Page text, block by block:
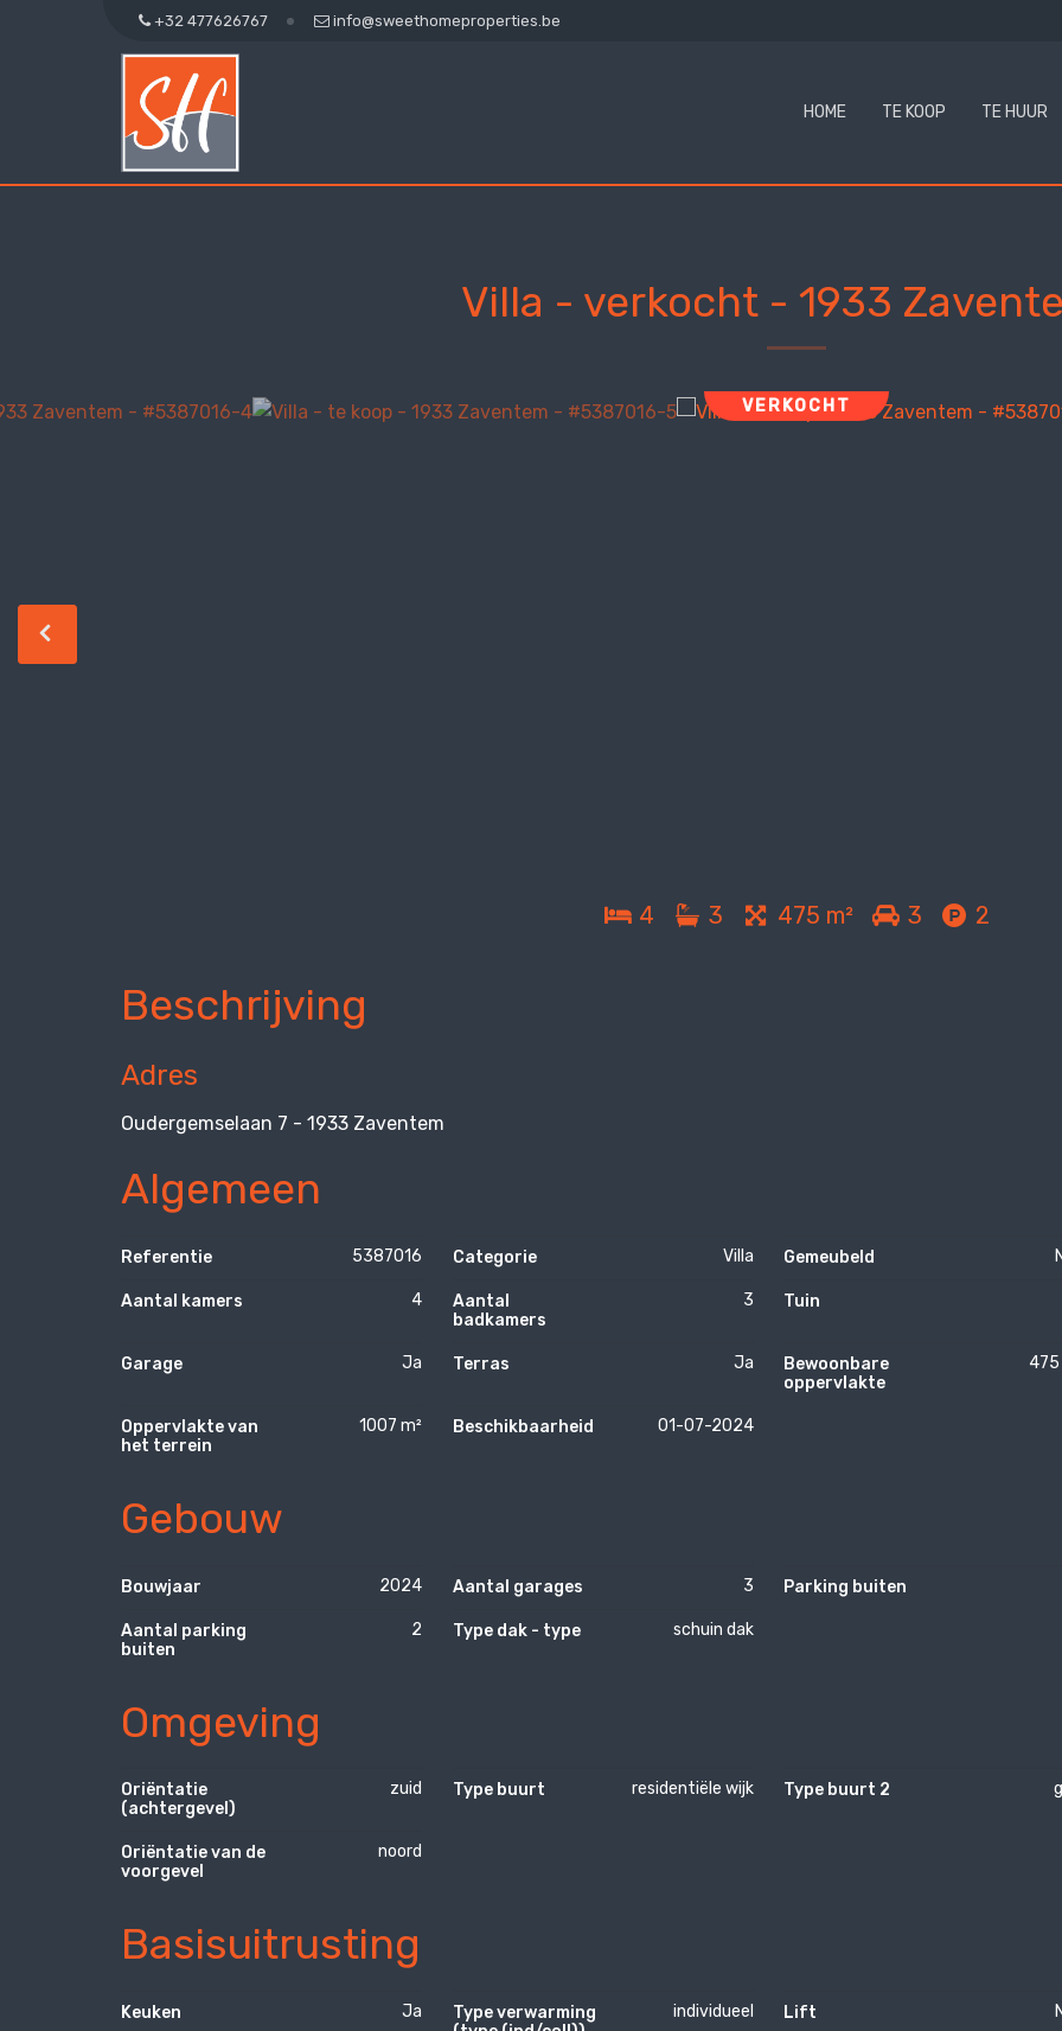
+32 477626767 info@sweethomeproperties.be
HOME TE KOOP TE HUUR
Villa - verkocht - 1933
VERKOCHT
4 3 475 m² 3 2
Beschrijving
Adres
Oudergemselaan 7 - 1933 Zaventem
Algemeen
Referentie 5387016 Categorie Villa Gemeubeld
Aantal kamers 4
Aantal
badkamers
3 Tuin
Garage Ja Terras Ja
Bewoonbare
oppervlakte
475
Oppervlakte van
het terrein
1007 m² Beschikbaarheid 01-07-2024
Gebouw
Bouwjaar 2024 Aantal garages 3 Parking buiten
Aantal parking
buiten
2 Type dak - type schuin dak
Omgeving
Oriëntatie
(achtergevel)
zuid Type buurt residentiële wijk Type buurt 2
Oriëntatie van de
voorgevel
noord
Basisuitrusting
Keuken Ja
Type verwarming
individueel Lift